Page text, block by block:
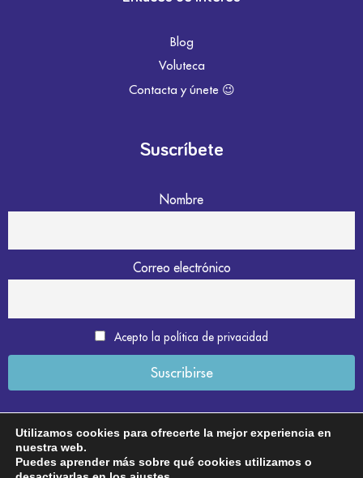
Blog
Voluteca
Contacta y únete 😉
Suscríbete
Nombre
Correo electrónico
Acepto la política de privacidad
Aviso legal
Utilizamos cookies para ofrecerte la mejor experiencia en
nuestra web.
Puedes aprender más sobre qué cookies utilizamos o